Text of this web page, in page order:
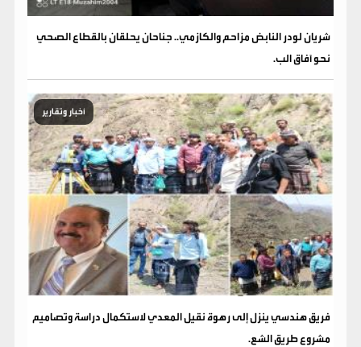
شريان لودر النابض مزاحم والكازمي.. جناحان يحلقان بالقطاع الصحي
نحو آفاق الب.
أخبار وتقارير
فريق هندسي ينزل إلى رهوة نقيل المعدي لاستكمال دراسة وتصاميم
مشروع طريق الشع.